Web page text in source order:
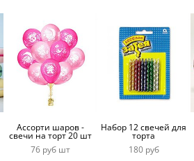
Ассорти шаров -
свечи на торт 20 шт
76 руб шт
Набор 12 свечей для
торта
180 руб